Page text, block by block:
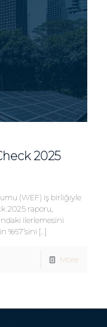
2025
(WEF) iş birliğiyle
2025 raporu,
ilerlemesini
%67’sini […]
More